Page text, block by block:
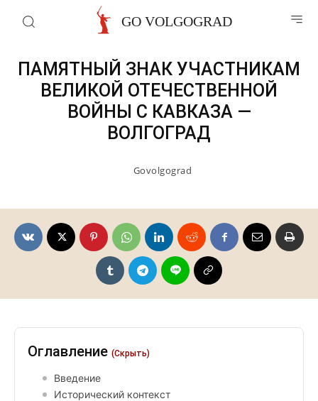
GO VOLGOGRAD
Музеи и мемориалы
ПАМЯТНЫЙ ЗНАК УЧАСТНИКАМ
ВЕЛИКОЙ ОТЕЧЕСТВЕННОЙ
ВОЙНЫ С КАВКАЗА —
ВОЛГОГРАД
Govolgograd
Оглавление (Скрыть)
Введение
Исторический контекст